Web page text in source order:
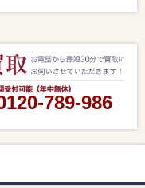
789-986